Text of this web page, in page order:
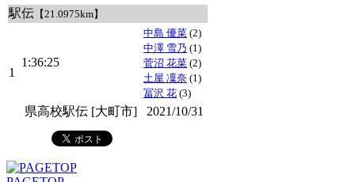
駅伝 【21.0975km】
1
1:36:25
中島 優菜 (2)
中澤 雪乃 (1)
菅沼 花菜 (2)
土屋 凜奈 (1)
冨沢 花 (3)
県高校駅伝 [大町市] 2021/10/31